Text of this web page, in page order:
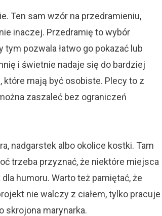
Ten sam wzór na przedramieniu,
inaczej. Przedramię to wybór
pozwala łatwo go pokazać lub
i świetnie nadaje się do bardziej
mają być osobiste. Plecy to z
zaszaleć bez ograniczeń
nadgarstek albo okolice kostki. Tam
trzeba przyznać, że niektóre miejsca
humoru. Warto też pamiętać, że
nie walczy z ciałem, tylko pracuje
skrojona marynarka.